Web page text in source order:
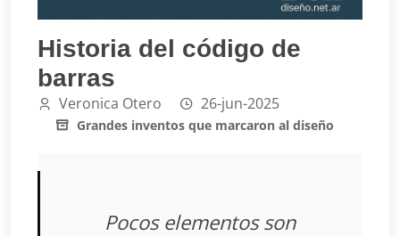
Historia del código de
barras
Veronica Otero 26-jun-2025
Grandes inventos que marcaron al diseño
Pocos elementos son